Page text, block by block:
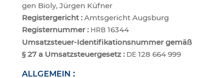
gen Bio­ly, Jür­gen Küf­ner
Regis­ter­ge­richt :Amts­ge­richt Augs­burg
Regis­ter­num­mer : HRB16344
Umsatz­steu­er-Iden­ti­fi­ka­ti­ons­num­mer gemäß
§ 27 a Umsatz­steu­er­ge­setz : DE128 664 999
ALLGEMEIN :